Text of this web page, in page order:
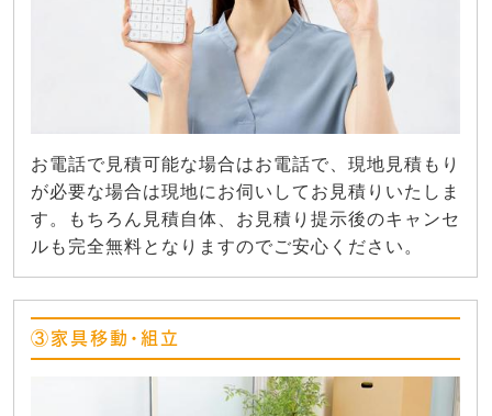
お電話で見積可能な場合はお電話で、現地見積もり
が必要な場合は現地にお伺いしてお見積りいたしま
す。もちろん見積自体、お見積り提示後のキャンセ
ルも完全無料となりますのでご安心ください。
③家具移動・組立